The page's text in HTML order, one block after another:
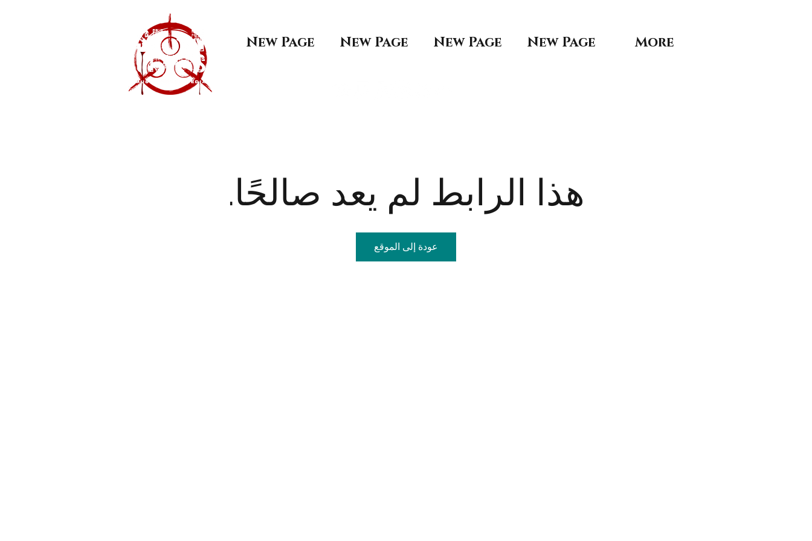
New Page New Page New Page New Page More
هذا الرابط لم يعد صالحًا.
عودة إلى الموقع